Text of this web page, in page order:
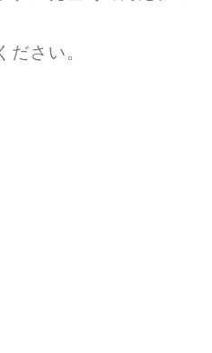
さい。